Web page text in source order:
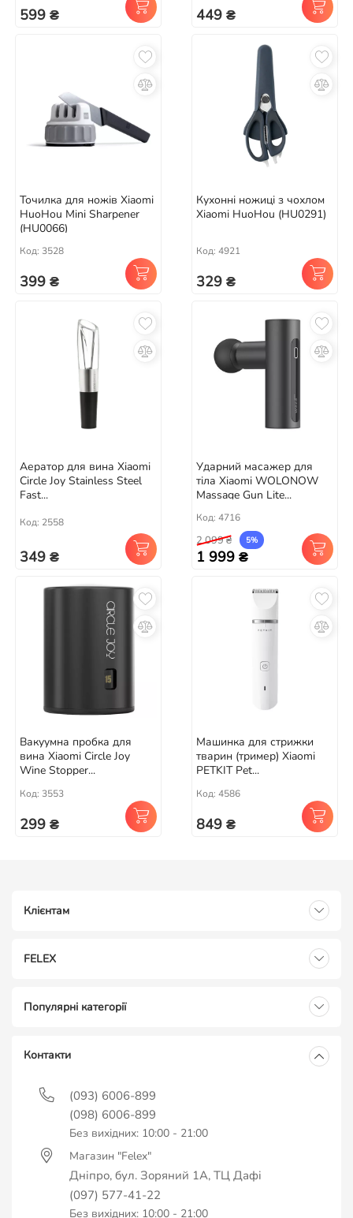
599 ₴ 449 ₴
Точилка для ножів Xiaomi
HuoHou Mini Sharpener
(HU0066)
Код: 3528
399 ₴
Кухонні ножиці з чохлом
Xiaomi HuoHou (HU0291)
Код: 4921
329 ₴
Аератор для вина Xiaomi
Circle Joy Stainless Steel
Fast...
Код: 2558
349 ₴
Ударний масажер для
тіла Xiaomi WOLONOW
Massage Gun Lite...
Код: 4716
2 099 ₴ 5%
1 999 ₴
Вакуумна пробка для
вина Xiaomi Circle Joy
Wine Stopper...
Код: 3553
299 ₴
Машинка для стрижки
тварин (тример) Xiaomi
PETKIT Pet...
Код: 4586
849 ₴
Клієнтам
FELEX
Популярні категорії
Контакти
(093) 6006-899
(098) 6006-899
Без вихідних: 10:00 - 21:00
Магазин "Felex"
Дніпро, бул. Зоряний 1А, ТЦ Дафі
(097) 577-41-22
Без вихідних: 10:00 - 21:00